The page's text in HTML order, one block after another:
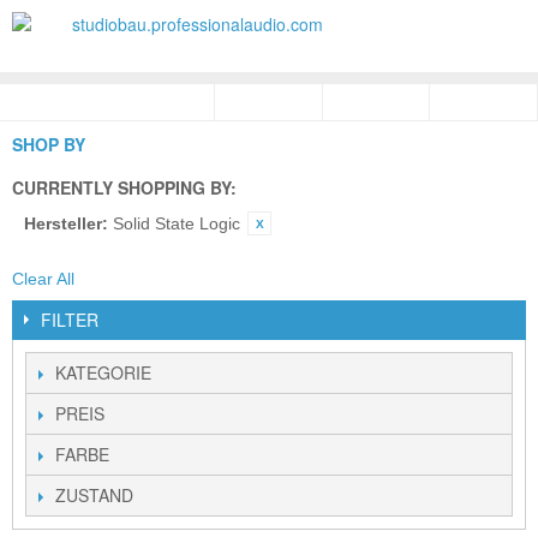
SHOP BY
CURRENTLY SHOPPING BY:
Hersteller: Solid State Logic
Clear All
FILTER
KATEGORIE
PREIS
FARBE
ZUSTAND